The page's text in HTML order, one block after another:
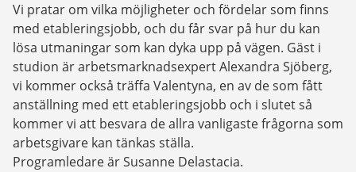
Vi pratar om vilka möjligheter och fördelar som finns
med etableringsjobb, och du får svar på hur du kan
lösa utmaningar som kan dyka upp på vägen. Gäst i
studion är arbetsmarknadsexpert Alexandra Sjöberg,
vi kommer också träffa Valentyna, en av de som fått
anställning med ett etableringsjobb och i slutet så
kommer vi att besvara de allra vanligaste frågorna som
arbetsgivare kan tänkas ställa.
Programledare är Susanne Delastacia.